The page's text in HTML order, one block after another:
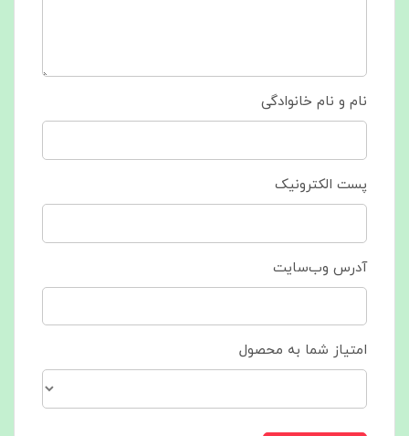
نام و نام خانوادگی
پست الکترونیک
آدرس وب‌سایت
امتیاز شما به محصول